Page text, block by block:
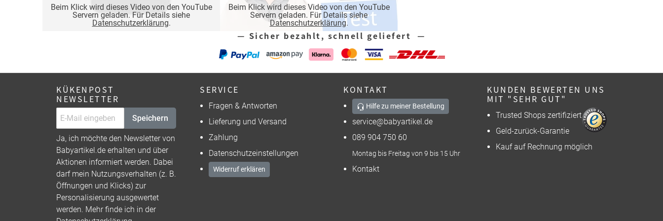
Beim Klick wird dieses Video von den YouTube
Servern geladen. Für Details siehe
Datenschutzerklärung.
Beim Klick wird dieses Video von den YouTube
Servern geladen. Für Details siehe
Datenschutzerklärung.
— Sicher bezahlt, schnell geliefert —
KÜKENPOST
NEWSLETTER
Speichern
Ja, ich möchte den Newsletter von
Babyartikel.de erhalten und über
Aktionen informiert werden. Dabei
darf mein Nutzungsverhalten (z. B.
Öffnungen und Klicks) zur
Personalisierung ausgewertet
werden. Mehr finde ich in der
SERVICE
Fragen & Antworten
Lieferung und Versand
Zahlung
Datenschutzeinstellungen
Widerruf erklären
KONTAKT
Hilfe zu meiner Bestellung
service@babyartikel.de
089 904 750 60
Montag bis Freitag von 9 bis 15 Uhr
Kontakt
KUNDEN BEWERTEN UNS
MIT "SEHR GUT"
Trusted Shops zertifiziert
Geld-zurück-Garantie
Kauf auf Rechnung möglich